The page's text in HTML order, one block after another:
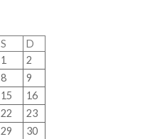
S
D
1
2
8
9
15
16
22
23
29
30